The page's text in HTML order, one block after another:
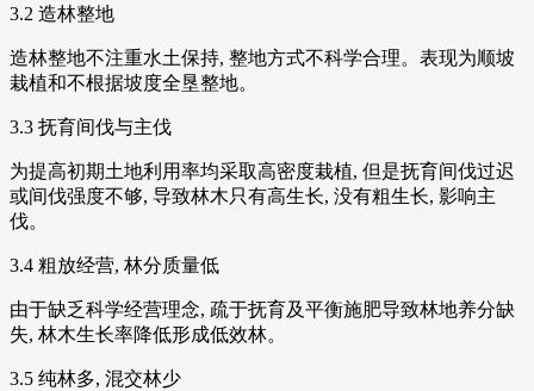
3.2 造林整地
造林整地不注重水土保持, 整地方式不科学合理。表现为顺坡
栽植和不根据坡度全垦整地。
3.3 抚育间伐与主伐
为提高初期土地利用率均采取高密度栽植, 但是抚育间伐过迟
或间伐强度不够, 导致林木只有高生长, 没有粗生长, 影响主
伐。
3.4 粗放经营, 林分质量低
由于缺乏科学经营理念, 疏于抚育及平衡施肥导致林地养分缺
失, 林木生长率降低形成低效林。
3.5 纯林多, 混交林少